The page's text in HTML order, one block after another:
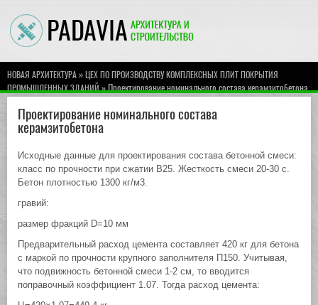
НОВАЯ АРХИТЕКТУРА»ЦЕХ ПО ПРОИЗВОДСТВУ КОМПЛЕКСНЫХ ПЛИТ ПОКРЫТИЯ
ПРОМЫШЛЕННЫХ ЗДАНИЙ» Проектирование номинального состава керамзитобетона
Проектирование номинального состава
керамзитобетона
Исходные данные для проектирования состава бетонной смеси:
класс по прочности при сжатии В25. Жесткость смеси 20-30 с.
Бетон плотностью 1300 кг/м3.
гравий:
размер фракций D=10 мм
Предварительный расход цемента составляет 420 кг для бетона
с маркой по прочности крупного заполнителя П150. Учитывая,
что подвижность бетонной смеси 1-2 см, то вводится
поправочный коэффициент 1.07. Тогда расход цемента: